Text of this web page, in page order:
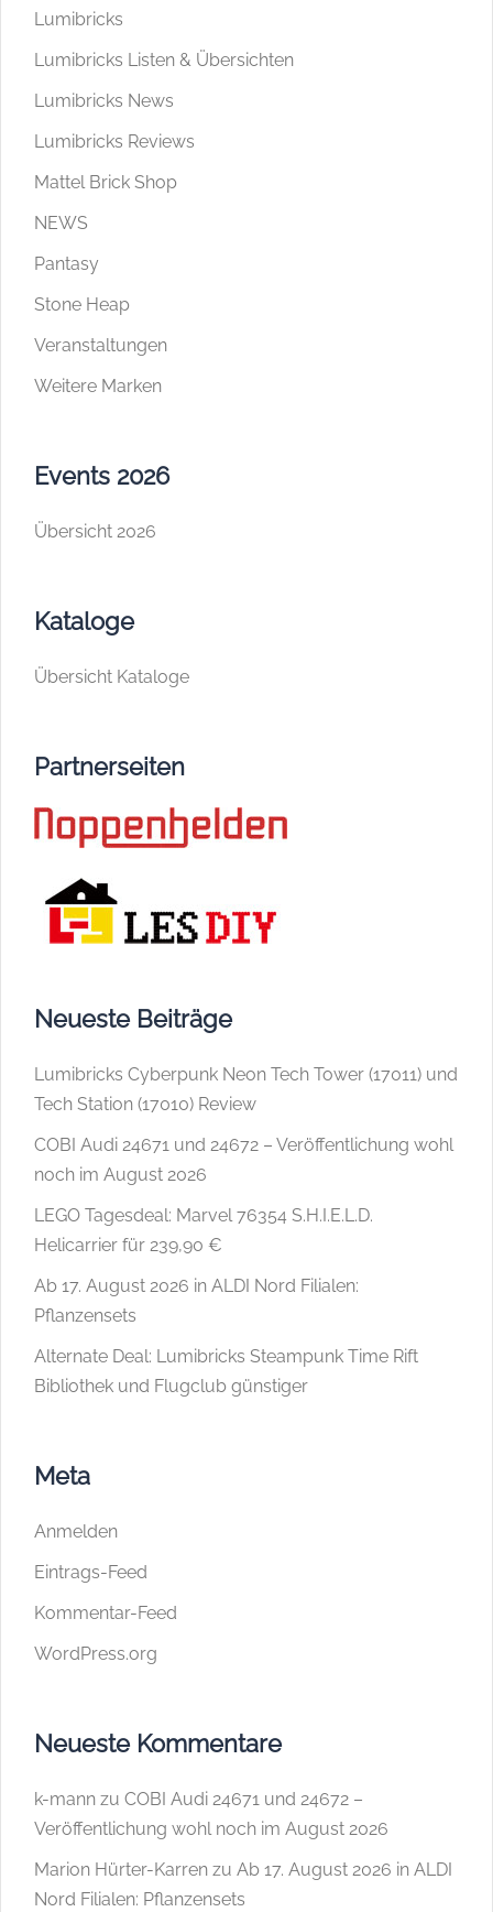
Lumibricks
Lumibricks Listen & Übersichten
Lumibricks News
Lumibricks Reviews
Mattel Brick Shop
NEWS
Pantasy
Stone Heap
Veranstaltungen
Weitere Marken
Events 2026
Übersicht 2026
Kataloge
Übersicht Kataloge
Partnerseiten
Neueste Beiträge
Lumibricks Cyberpunk Neon Tech Tower (17011) und
Tech Station (17010) Review
COBI Audi 24671 und 24672 – Veröffentlichung wohl
noch im August 2026
LEGO Tagesdeal: Marvel 76354 S.H.I.E.L.D.
Helicarrier für 239,90 €
Ab 17. August 2026 in ALDI Nord Filialen:
Pflanzensets
Alternate Deal: Lumibricks Steampunk Time Rift
Bibliothek und Flugclub günstiger
Meta
Anmelden
Eintrags-Feed
Kommentar-Feed
WordPress.org
Neueste Kommentare
k-mann zu COBI Audi 24671 und 24672 –
Veröffentlichung wohl noch im August 2026
Marion Hürter-Karren zu Ab 17. August 2026 in ALDI
Nord Filialen: Pflanzensets